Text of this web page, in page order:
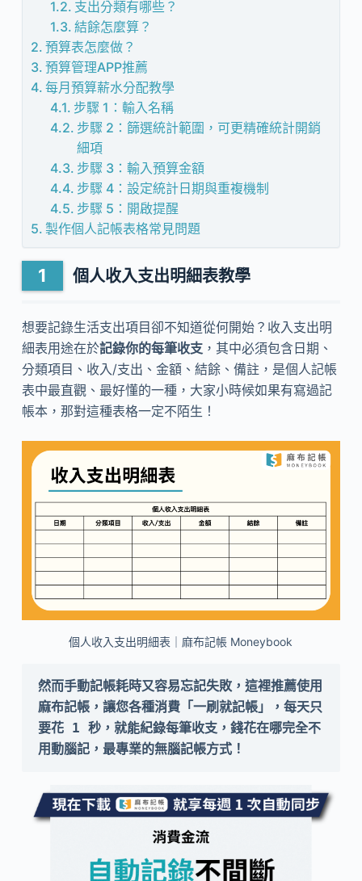
支出分類有哪些？
結餘怎麼算？
預算表怎麼做？
預算管理APP推薦
每月預算薪水分配教學
步驟 1：輸入名稱
步驟 2：篩選統計範圍，可更精確統計開銷
細項
步驟 3：輸入預算金額
步驟 4：設定統計日期與重複機制
步驟 5：開啟提醒
製作個人記帳表格常見問題
個人收入支出明細表教學
想要記錄生活支出項目卻不知道從何開始？收入支出明
細表用途在於記錄你的每筆收支，其中必須包含日期、
分類項目、收入/支出、金額、結餘、備註，是個人記帳
表中最直觀、最好懂的一種，大家小時候如果有寫過記
帳本，那對這種表格一定不陌生！
個人收入支出明細表｜麻布記帳 Moneybook
然而手動記帳耗時又容易忘記失敗，這裡推薦使用
麻布記帳，讓您各種消費「一刷就記帳」，每天只
要花 1 秒，就能紀錄每筆收支，錢花在哪完全不
用動腦記，最專業的無腦記帳方式！